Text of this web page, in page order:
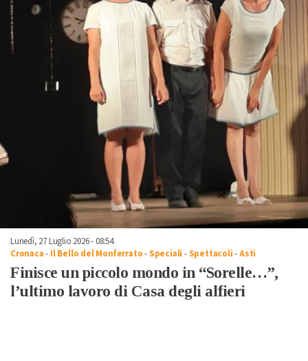
Lunedì, 27 Luglio 2026 - 08:54
Cronaca- Il Bello del Monferrato-Speciali -Spettacoli-Asti
Finisce un piccolo mondo in “Sorelle…”,
l’ultimo lavoro di Casa degli alfieri